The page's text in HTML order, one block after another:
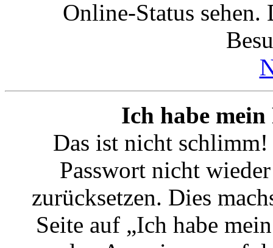
Online-Status
Ich habe mein
Das ist nicht
Passwort nicht
zurücksetzen. Dies
Seite auf „Ich habe